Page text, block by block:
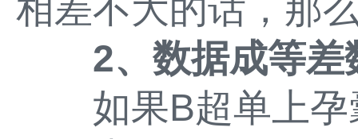
相差不大的话，那
2、数据成等差
如果B超单上孕